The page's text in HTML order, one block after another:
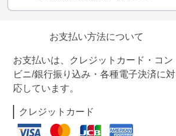
お支払い方法について
お支払いは、クレジットカード・コン
ビニ/銀行振り込み・各種電子決済に対
応しています。
クレジットカード